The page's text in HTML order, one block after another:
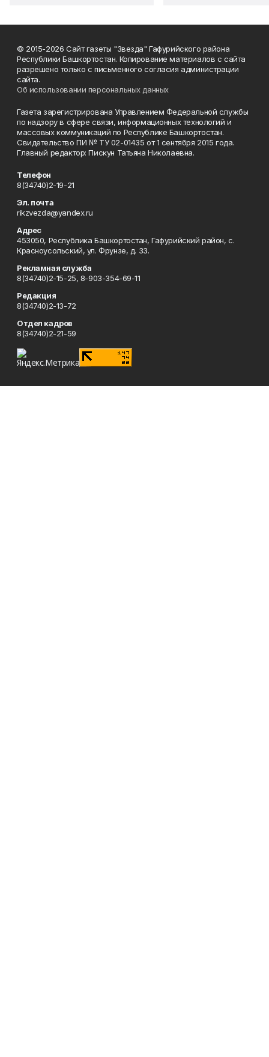
© 2015-2026 Сайт газеты "Звезда" Гафурийского района
Республики Башкортостан. Копирование материалов с сайта
разрешено только с письменного согласия администрации
сайта.
Об использовании персональных данных
Газета зарегистрирована Управлением Федеральной службы
по надзору в сфере связи, информационных технологий и
массовых коммуникаций по Республике Башкортостан.
Свидетельство ПИ № ТУ 02-01435 от 1 сентября 2015 года.
Главный редактор: Пискун Татьяна Николаевна.
Телефон
8(34740)2-19-21
Эл. почта
rikzvezda@yandex.ru
Адрес
453050, Республика Башкортостан, Гафурийский район, с.
Красноусольский, ул. Фрунзе, д. 33.
Рекламная служба
8(34740)2-15-25, 8-903-354-69-11
Редакция
8(34740)2-13-72
Отдел кадров
8(34740)2-21-59